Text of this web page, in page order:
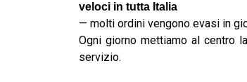
veloci in tutta Italia
— molti ordini vengono evasi in
Ogni giorno mettiamo al centro la
servizio.